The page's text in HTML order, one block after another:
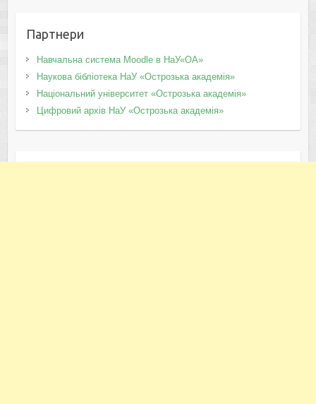
Партнери
Навчальна система Moodle в НаУ«ОА»
Наукова бібліотека НаУ «Острозька академія»
Національний університет «Острозька академія»
Цифровий архів НаУ «Острозька академія»